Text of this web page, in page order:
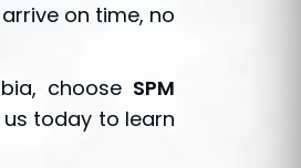
on time, no
choose SPM
today to learn